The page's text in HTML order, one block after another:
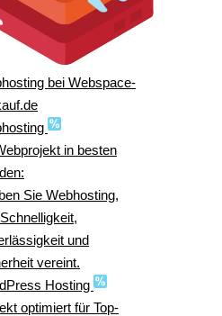
bei Webspace-
in besten
Sie Webhosting,
und
vereint.
Hosting
optimiert für Top-